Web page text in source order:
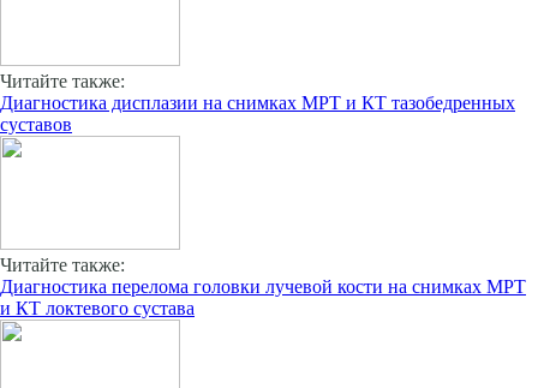
Читайте также:
Диагностика дисплазии на снимках МРТ и КТ тазобедренных
суставов
Читайте также:
Диагностика перелома головки лучевой кости на снимках МРТ
и КТ локтевого сустава